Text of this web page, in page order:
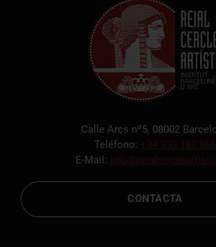
Calle Arcs nº5, 08002
Teléfono: +34 933 187 866
E-Mail:
CONTACTA